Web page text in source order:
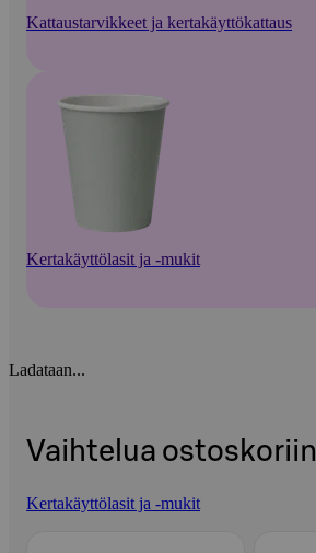
Kattaustarvikkeet ja kertakäyttökattaus
Kertakäyttölasit ja -mukit
Ladataan...
Vaihtelua ostoskoriin
Kertakäyttölasit ja -mukit